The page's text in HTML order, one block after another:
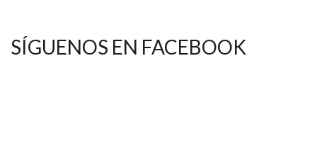
SÍGUENOS EN FACEBOOK